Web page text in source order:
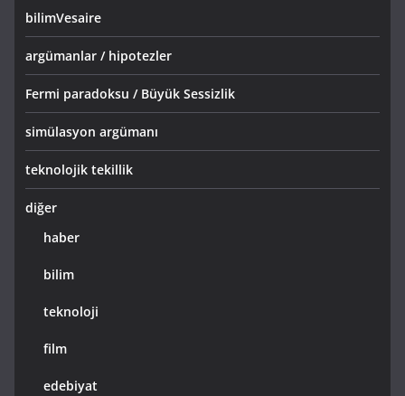
bilimVesaire
argümanlar / hipotezler
Fermi paradoksu / Büyük Sessizlik
simülasyon argümanı
teknolojik tekillik
diğer
haber
bilim
teknoloji
film
edebiyat